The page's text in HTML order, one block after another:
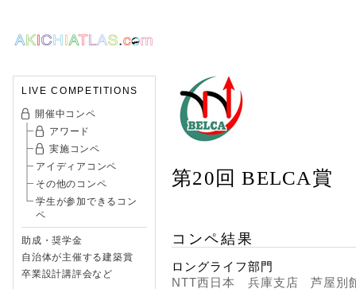
LIVE COMPETITIONS
開催中コンペ
アワード
実施コンペ
アイディアコンペ
その他のコンペ
学生が参加できるコン
ペ
助成・奨学金
自治体が主催する建築賞
卒業設計講評会など
第20回 BELCA賞
コンペ結果
ロングライフ部門
NTT西日本 兵庫支店 芦屋別